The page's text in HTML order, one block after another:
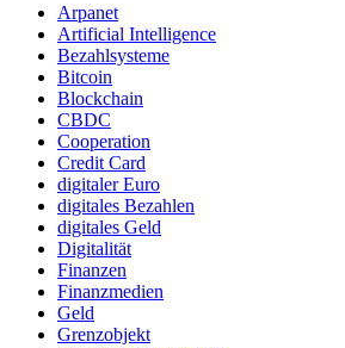
Arpanet
Artificial Intelligence
Bezahlsysteme
Bitcoin
Blockchain
CBDC
Cooperation
Credit Card
digitaler Euro
digitales Bezahlen
digitales Geld
Digitalität
Finanzen
Finanzmedien
Geld
Grenzobjekt